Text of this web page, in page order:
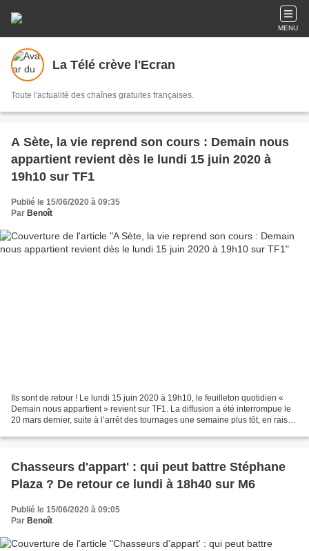
MENU
La Télé crève l'Ecran
Toute l'actualité des chaînes gratuites françaises.
A Sète, la vie reprend son cours : Demain nous
appartient revient dès le lundi 15 juin 2020 à
19h10 sur TF1
Publié le 15/06/2020 à 09:35
Par Benoît
Ils sont de retour ! Le lundi 15 juin 2020 à 19h10, le feuilleton quotidien «
Demain nous appartient » revient sur TF1. La diffusion a été interrompue le
20 mars dernier, suite à l’arrêt des tournages une semaine plus tôt, en raison
Chasseurs d'appart' : qui peut battre Stéphane
Plaza ? De retour ce lundi à 18h40 sur M6
Publié le 15/06/2020 à 09:05
Par Benoît